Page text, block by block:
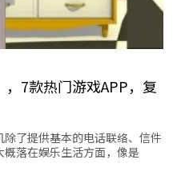
7款热门游戏APP，复
了提供基本的电话联络、信件
落在娱乐生活方面，像是